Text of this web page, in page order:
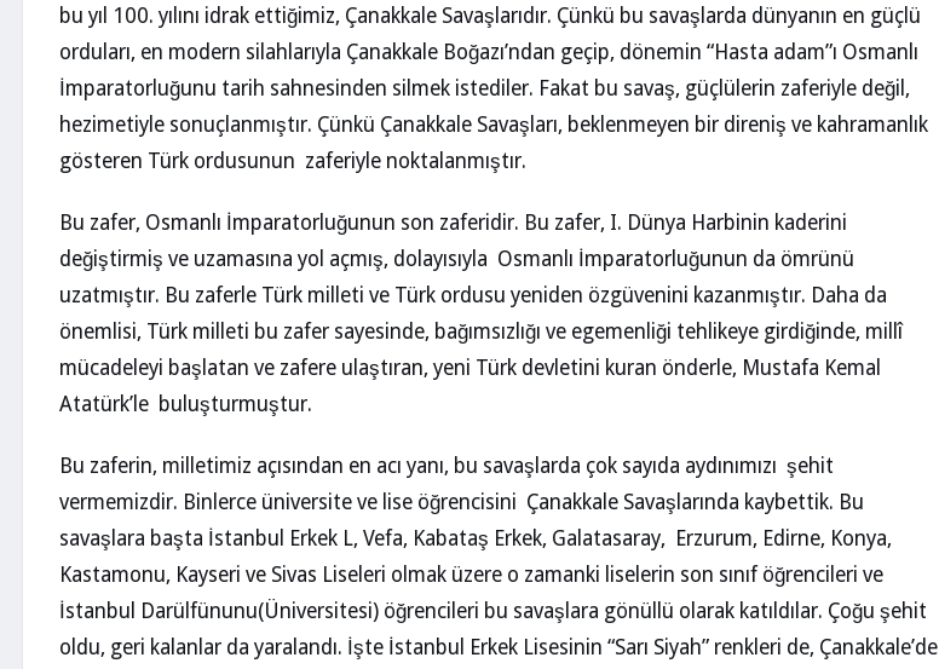
bu yıl 100. yılını idrak ettiğimiz, Çanakkale Savaşlarıdır. Çünkü bu savaşlarda dünyanın en güçlü
orduları, en modern silahlarıyla Çanakkale Boğazı’ndan geçip, dönemin “Hasta adam”ı Osmanlı
İmparatorluğunu tarih sahnesinden silmek istediler. Fakat bu savaş, güçlülerin zaferiyle değil,
hezimetiyle sonuçlanmıştır. Çünkü Çanakkale Savaşları, beklenmeyen bir direniş ve kahramanlık
gösteren Türk ordusunun zaferiyle noktalanmıştır.
Bu zafer, Osmanlı İmparatorluğunun son zaferidir. Bu zafer, I. Dünya Harbinin kaderini
değiştirmiş ve uzamasına yol açmış, dolayısıyla Osmanlı İmparatorluğunun da ömrünü
uzatmıştır. Bu zaferle Türk milleti ve Türk ordusu yeniden özgüvenini kazanmıştır. Daha da
önemlisi, Türk milleti bu zafer sayesinde, bağımsızlığı ve egemenliği tehlikeye girdiğinde, millî
mücadeleyi başlatan ve zafere ulaştıran, yeni Türk devletini kuran önderle, Mustafa Kemal
Atatürk’le buluşturmuştur.
Bu zaferin, milletimiz açısından en acı yanı, bu savaşlarda çok sayıda aydınımızı şehit
vermemizdir. Binlerce üniversite ve lise öğrencisini Çanakkale Savaşlarında kaybettik. Bu
savaşlara başta İstanbul Erkek L, Vefa, Kabataş Erkek, Galatasaray, Erzurum, Edirne, Konya,
Kastamonu, Kayseri ve Sivas Liseleri olmak üzere o zamanki liselerin son sınıf öğrencileri ve
İstanbul Darülfünunu(Üniversitesi) öğrencileri bu savaşlara gönüllü olarak katıldılar. Çoğu şehit
oldu, geri kalanlar da yaralandı. İşte İstanbul Erkek Lisesinin “Sarı Siyah” renkleri de, Çanakkale’de